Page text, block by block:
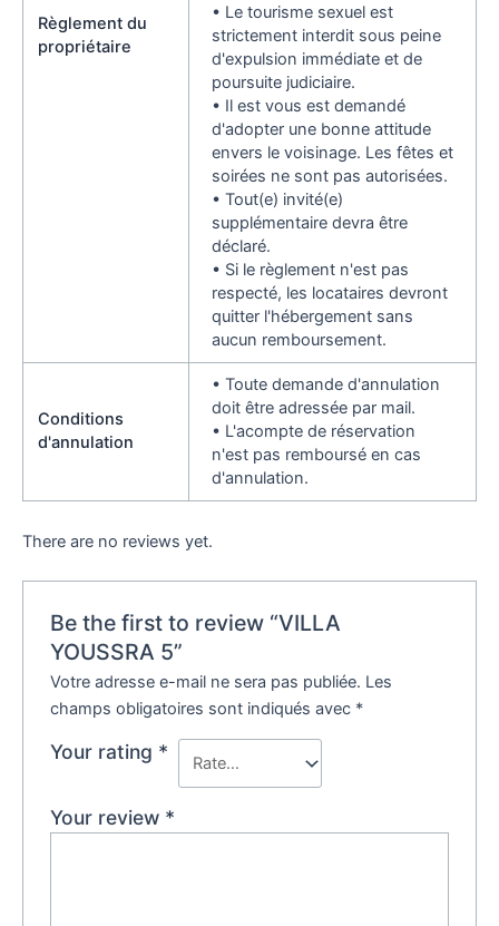
Règlement du
propriétaire
• Le tourisme sexuel est
strictement interdit sous peine
d'expulsion immédiate et de
poursuite judiciaire.
• Il est vous est demandé
d'adopter une bonne attitude
envers le voisinage. Les fêtes et
soirées ne sont pas autorisées.
• Tout(e) invité(e)
supplémentaire devra être
déclaré.
• Si le règlement n'est pas
respecté, les locataires devront
quitter l'hébergement sans
aucun remboursement.
Conditions
d'annulation
• Toute demande d'annulation
doit être adressée par mail.
• L'acompte de réservation
n'est pas remboursé en cas
d'annulation.
There are no reviews yet.
Be the first to review “VILLA
YOUSSRA 5”
Votre adresse e-mail ne sera pas publiée. Les
champs obligatoires sont indiqués avec *
Your rating *
Your review *